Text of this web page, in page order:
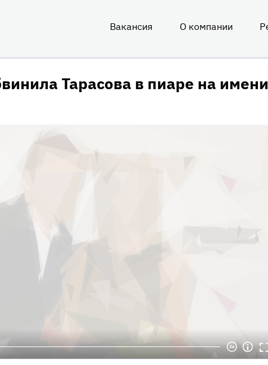
Вакансия О компании
Тарасова в пиаре на имени